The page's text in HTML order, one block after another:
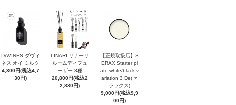
DAVINES ダヴィ
ネス オイ ミルク
4,300円(税込4,7
30円)
LINARI リナーリ
ルームディフュ
ーザー 8種
20,800円(税込2
2,880円)
【正規取扱店】S
ERAX Starter pl
ate white/black v
ariation 3 De(セ
ラックス)
9,000円(税込9,9
00円)